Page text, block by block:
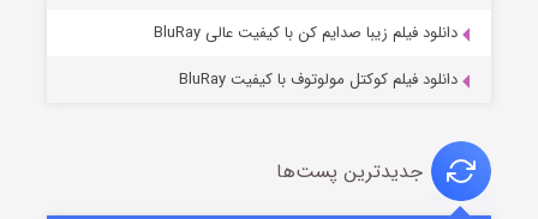
دانلود فیلم زیبا صدایم کن با کیفیت عالی BluRay
دانلود فیلم کوکتل مولوتوف با کیفیت BluRay
جدیدترین پست‌ها